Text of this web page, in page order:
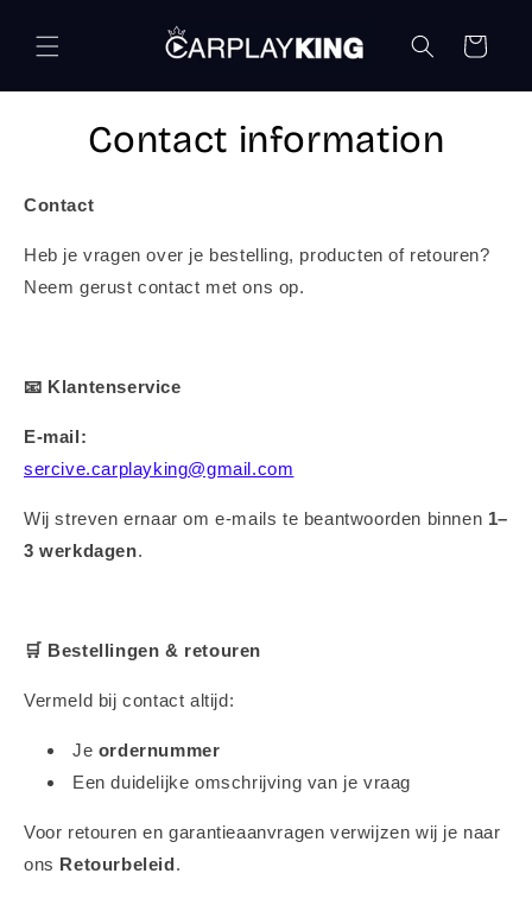
content
Cart
Contact information
Contact
Heb je vragen over je bestelling, producten of retouren?
Neem gerust contact met ons op.
📧 Klantenservice
E-mail:
sercive.carplayking@gmail.com
Wij streven ernaar om e-mails te beantwoorden binnen 1–
3 werkdagen.
🛒 Bestellingen & retouren
Vermeld bij contact altijd:
Je ordernummer
Een duidelijke omschrijving van je vraag
Voor retouren en garantieaanvragen verwijzen wij je naar
ons Retourbeleid.